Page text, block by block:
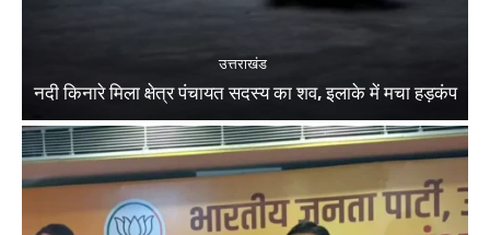
उत्तराखंड
नदी किनारे मिला क्षेत्र पंचायत सदस्य का शव, इलाके में मचा हड़कंप